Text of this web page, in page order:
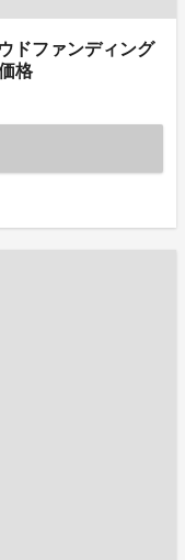
ドファンディング
格